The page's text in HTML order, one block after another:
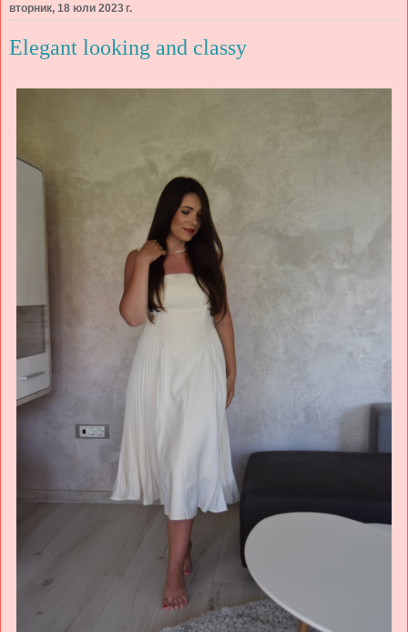
вторник, 18 юли 2023 г.
Elegant looking and classy